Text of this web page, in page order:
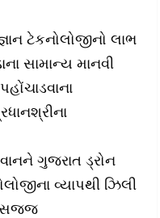
ટેકનોલોજીનો લાભ
સામાન્ય માનવી
ગુજરાત ડ્રોન
વ્યાપથી ઝિલી
સજ્જ